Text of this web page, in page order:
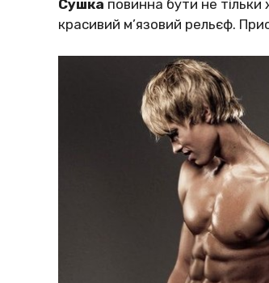
Сушка повинна бути не тільки
красивий м’язовий рельєф.